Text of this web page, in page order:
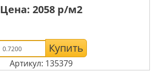
Цена: 2058 р/м2
Купить
Артикул: 135379